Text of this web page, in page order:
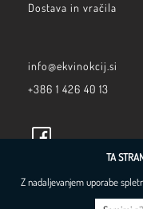
Dostava in vračila
info@ekvinokcij.si
+386 1 426 40 13
TA
Z nadaljevanjem uporabe